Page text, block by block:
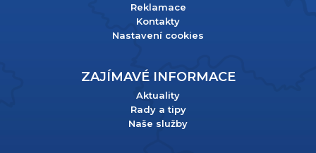
Reklamace
Kontakty
Nastavení cookies
ZAJÍMAVÉ INFORMACE
Aktuality
Rady a tipy
Naše služby